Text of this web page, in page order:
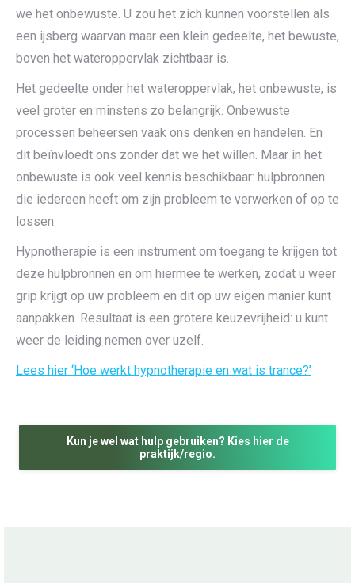
we het onbewuste. U zou het zich kunnen voorstellen als
een ijsberg waarvan maar een klein gedeelte, het bewuste,
boven het wateroppervlak zichtbaar is.
Het gedeelte onder het wateroppervlak, het onbewuste, is
veel groter en minstens zo belangrijk. Onbewuste
processen beheersen vaak ons denken en handelen. En
dit beïnvloedt ons zonder dat we het willen. Maar in het
onbewuste is ook veel kennis beschikbaar: hulpbronnen
die iedereen heeft om zijn probleem te verwerken of op te
lossen.
Hypnotherapie is een instrument om toegang te krijgen tot
deze hulpbronnen en om hiermee te werken, zodat u weer
grip krijgt op uw probleem en dit op uw eigen manier kunt
aanpakken. Resultaat is een grotere keuzevrijheid: u kunt
weer de leiding nemen over uzelf.
Lees hier ‘Hoe werkt hypnotherapie en wat is trance?’
Kun je wel wat hulp gebruiken? Kies hier de
praktijk/regio.